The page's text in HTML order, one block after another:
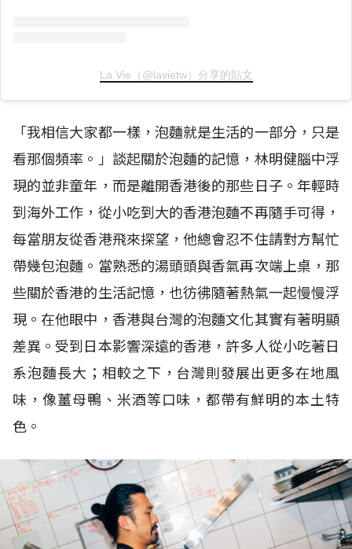
La Vie（@lavietw）分享的貼文
「我相信大家都一樣，泡麵就是生活的一部分，只是
看那個頻率。」談起關於泡麵的記憶，林明健腦中浮
現的並非童年，而是離開香港後的那些日子。年輕時
到海外工作，從小吃到大的香港泡麵不再隨手可得，
每當朋友從香港飛來探望，他總會忍不住請對方幫忙
帶幾包泡麵。當熟悉的湯頭頭與香氣再次端上桌，那
些關於香港的生活記憶，也彷彿隨著熱氣一起慢慢浮
現。在他眼中，香港與台灣的泡麵文化其實有著明顯
差異。受到日本影響深遠的香港，許多人從小吃著日
系泡麵長大；相較之下，台灣則發展出更多在地風
味，像薑母鴨、米酒等口味，都帶有鮮明的本土特
色。